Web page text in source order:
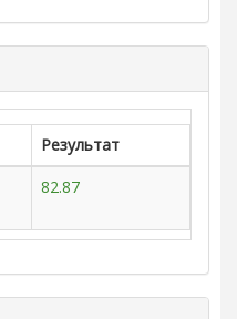
Результат
82.87